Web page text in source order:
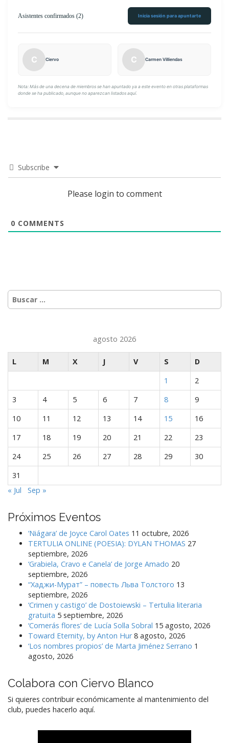
Asistentes confirmados (2) Inicia sesión para apuntarte
C Ciervo C Carmen Villiendas
Nota: Más de una decena de miembros se han apuntado ya a este evento en otras plataformas
donde se ha publicado, aunque no aparezcan listados aquí.
Subscribe
Please login to comment
0 COMMENTS
Buscar:
agosto 2026
L M X J V S
D
1
2
3
4 5 6 7 8
9
10
11 12 13 14 15
16
17
18 19 20 21 22
23
24
25 26 27 28 29
30
31
« Jul
Sep »
Próximos Eventos
‘Niágara’ de Joyce Carol Oates 11 octubre, 2026
TERTULIA ONLINE (POESIA): DYLAN THOMAS 27
septiembre, 2026
‘Grabiela, Cravo e Canela’ de Jorge Amado 20
septiembre, 2026
“Хаджи-Мурат” – повесть Льва Толстого 13
septiembre, 2026
‘Crimen y castigo’ de Dostoiewski – Tertulia literaria
gratuita 5 septiembre, 2026
‘Comerás flores’ de Lucía Solla Sobral 15 agosto, 2026
Toward Eternity, by Anton Hur 8 agosto, 2026
‘Los nombres propios’ de Marta Jiménez Serrano 1
agosto, 2026
Colabora con Ciervo Blanco
Si quieres contribuir económicamente al mantenimiento del
club, puedes hacerlo aquí.